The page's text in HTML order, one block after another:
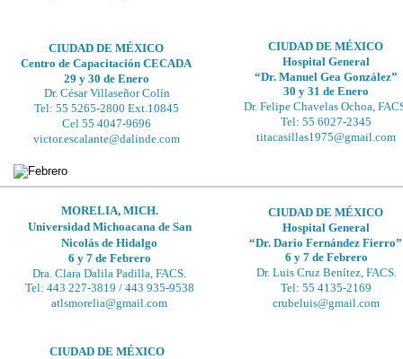
CIUDAD DE MÉXICO
Hospital General
“Dr. Dario Fernández Fierro”
6 y 7 de Febrero
Dr. Luis Cruz Benítez, FACS.
Tel: 55 4135-2169
crubeluis@gmail.com
MORELIA, MICH.
Universidad Michoacana de San
Nicolás de Hidalgo
6 y 7 de Febrero
Dra. Clara Dalila Padilla, FACS.
Tel: 443 227-3819 / 443 935-9538
atlsmorelia@gmail.com
CIUDAD DE MÉXICO
CIUDAD DE MÉXICO
Hospital General
“Dr. Manuel Gea González”
30 y 31 de Enero
Dr. Felipe Chavelas Ochoa,
Tel: 55 6027-2345
titacasillas1975@gmail.com
CIUDAD DE MÉXICO
Centro de Capacitación CECADA
29 y 30 de Enero
Dr. César Villaseñor Colín
Tel: 55 5265-2800 Ext.10845
Cel 55 4047-9696
victor.escalante@dalinde.com